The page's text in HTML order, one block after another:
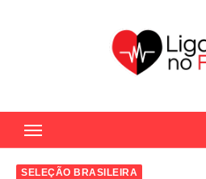
c
SELEÇÃO BRASILEIRA